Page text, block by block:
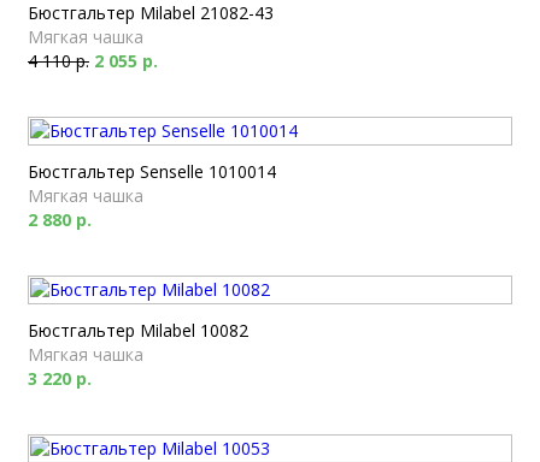
Бюстгальтер Milabel 21082-43
Мягкая чашка
4 110 р. 2 055 р.
Бюстгальтер Senselle 1010014
Мягкая чашка
2 880 р.
Бюстгальтер Milabel 10082
Мягкая чашка
3 220 р.